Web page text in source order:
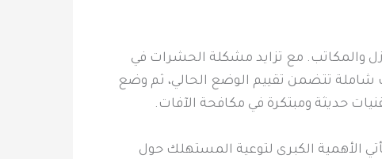
والمكاتب. مع تزايد مشكلة الحشرات في
تتضمن تقييم الوضع الحالي، ثم وضع
حديثة ومبتكرة في مكافحة الآفات.
الأهمية الكبرى لتوعية المستهلك حول